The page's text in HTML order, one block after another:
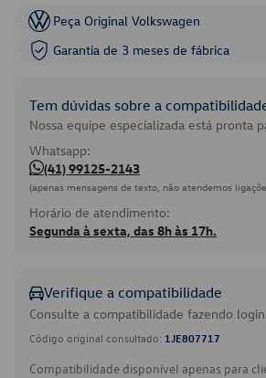
Peça Original Volkswagen
Garantia de 3 meses de fábrica
Tem dúvidas sobre a
Nossa equipe especializada está pronta
Whatsapp:
(41) 99125-2143
(apenas mensagens de texto, não atendemos
Horário de atendimento:
Segunda à sexta, das 8h às 17h.
Verifique a compatibilidade
Consulte a compatibilidade fazendo
Código original consultado: 1JE807717
Compatibilidade disponível apenas para